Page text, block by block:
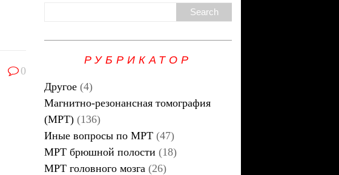
0
РУБРИКАТОР
Другое (4)
Магнитно-резонансная томография
(МРТ) (136)
Иные вопросы по МРТ (47)
МРТ брюшной полости (18)
МРТ головного мозга (26)